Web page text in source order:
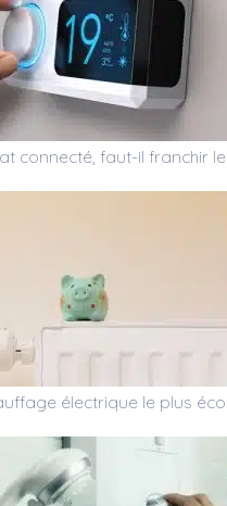
connecté, faut-il franchir
électrique le plus